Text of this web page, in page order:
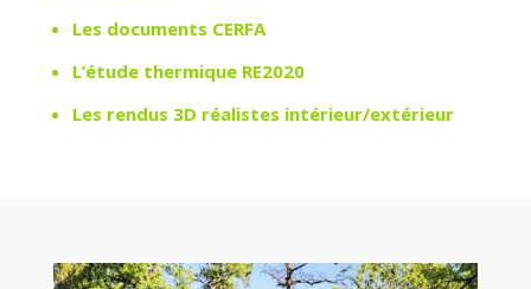
Les documents CERFA
L’étude thermique RE2020
Les rendus 3D réalistes intérieur/extérieur